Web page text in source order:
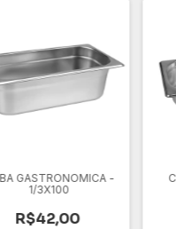
GASTRONOMICA -
1/3X100
R$42,00